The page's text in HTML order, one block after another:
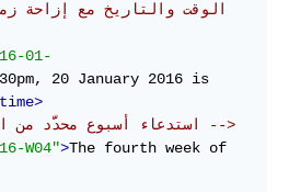
01-
20 January 2016 is
<!-- استدعاء أسبوع محدَّد من السنة وفق رقمه -->
W04">The fourth week of